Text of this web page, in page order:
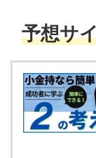
予想サ